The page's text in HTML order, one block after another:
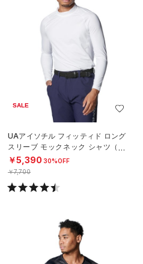
SALE
UAアイソチル フィッティド ロング
スリーブ モックネック シャツ（ゴ
ルフ/MEN）
￥5,390 30%OFF
￥7,700